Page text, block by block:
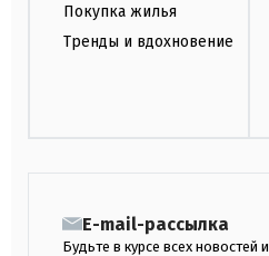
Покупка жилья
Тренды и вдохновение
E-mail-рассылка
Будьте в курсе всех новостей и